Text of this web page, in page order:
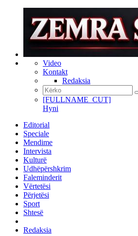
Video
Kontakt
Redaksia
[FULLNAME_CUT]
Hyni
Editorial
Speciale
Mendime
Intervista
Kulturë
Udhëpërshkrim
Faleminderit
Vërtetësi
Përjetësi
Sport
Shtesë
Redaksia